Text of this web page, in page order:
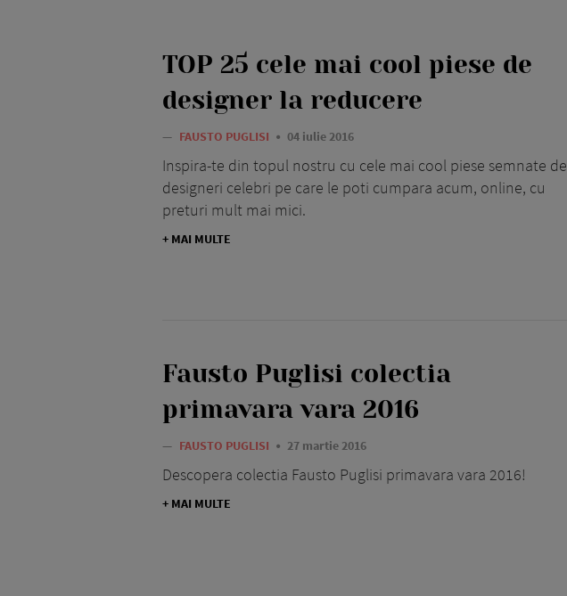
TOP 25 cele mai cool piese de
designer la reducere
— FAUSTO PUGLISI 04 iulie 2016
Inspira-te din topul nostru cu cele mai cool piese semnate de
designeri celebri pe care le poti cumpara acum, online, cu
preturi mult mai mici.
+ MAI MULTE
Fausto Puglisi colectia
primavara vara 2016
— FAUSTO PUGLISI 27 martie 2016
Descopera colectia Fausto Puglisi primavara vara 2016!
+ MAI MULTE